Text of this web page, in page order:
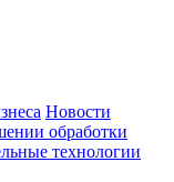
Новости
обработки
технологии